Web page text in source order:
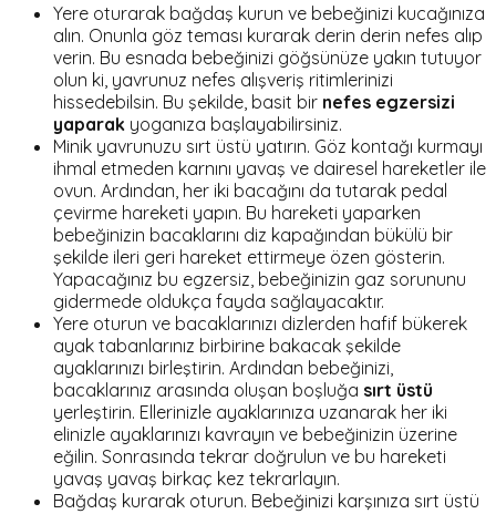
Yere oturarak bağdaş kurun ve bebeğinizi kucağınıza
alın. Onunla göz teması kurarak derin derin nefes alıp
verin. Bu esnada bebeğinizi göğsünüze yakın tutuyor
olun ki, yavrunuz nefes alışveriş ritimlerinizi
hissedebilsin. Bu şekilde, basit bir nefes egzersizi
yaparak yoganıza başlayabilirsiniz.
Minik yavrunuzu sırt üstü yatırın. Göz kontağı kurmayı
ihmal etmeden karnını yavaş ve dairesel hareketler ile
ovun. Ardından, her iki bacağını da tutarak pedal
çevirme hareketi yapın. Bu hareketi yaparken
bebeğinizin bacaklarını diz kapağından bükülü bir
şekilde ileri geri hareket ettirmeye özen gösterin.
Yapacağınız bu egzersiz, bebeğinizin gaz sorununu
gidermede oldukça fayda sağlayacaktır.
Yere oturun ve bacaklarınızı dizlerden hafif bükerek
ayak tabanlarınız birbirine bakacak şekilde
ayaklarınızı birleştirin. Ardından bebeğinizi,
bacaklarınız arasında oluşan boşluğa sırt üstü
yerleştirin. Ellerinizle ayaklarınıza uzanarak her iki
elinizle ayaklarınızı kavrayın ve bebeğinizin üzerine
eğilin. Sonrasında tekrar doğrulun ve bu hareketi
yavaş yavaş birkaç kez tekrarlayın.
Bağdaş kurarak oturun. Bebeğinizi karşınıza sırt üstü